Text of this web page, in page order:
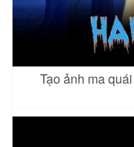
Tạo ảnh ma